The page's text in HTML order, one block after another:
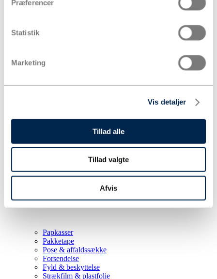
Præferencer
Statistik
Marketing
Vis detaljer
Tillad alle
Tillad valgte
Afvis
Papkasser
Pakketape
Pose & affaldssække
Forsendelse
Fyld & beskyttelse
Strækfilm & plastfolie